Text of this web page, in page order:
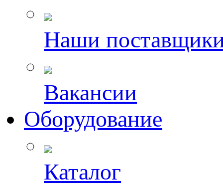
Наши
Вакансии
Оборудование
Каталог